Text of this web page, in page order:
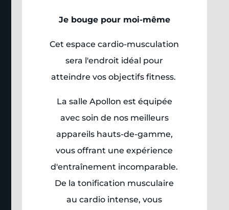
Je bouge pour moi-même
Cet espace cardio-musculation
sera l'endroit idéal pour
atteindre vos objectifs fitness.
La salle Apollon est équipée
avec soin de nos meilleurs
appareils hauts-de-gamme,
vous offrant une expérience
d'entraînement incomparable.
De la tonification musculaire
au cardio intense, vous